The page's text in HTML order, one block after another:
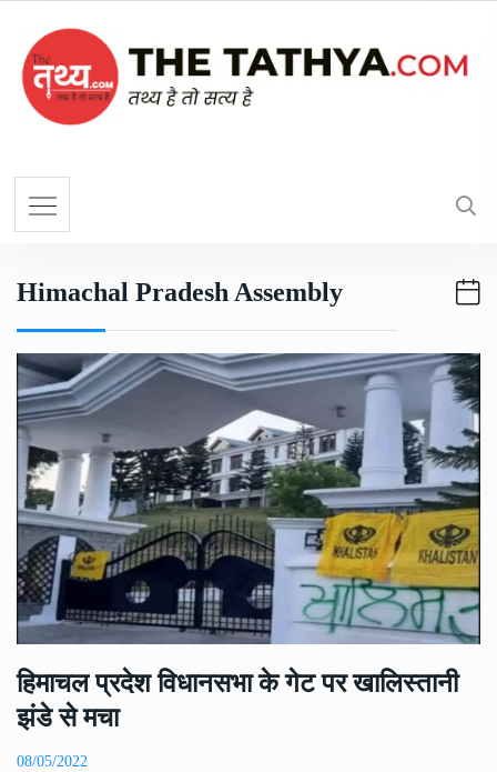
Himachal Pradesh Assembly
हिमाचल प्रदेश विधानसभा के गेट पर खालिस्तानी
झंडे से मचा
08/05/2022